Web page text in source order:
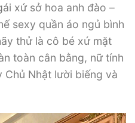
xứ sở hoa anh đào –
sexy quần áo ngủ bình
thử là cô bé xứ mặt
toàn cân bằng, nữ tính
Nhật lười biếng và